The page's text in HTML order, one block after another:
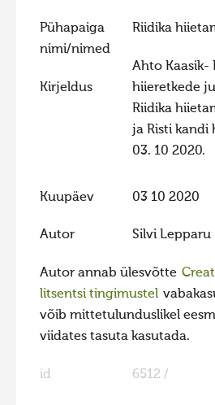
Hiite kuvavõistlus 2020
Hiite kuvavõistlus 2020 lisa
Liikuvad kuvad 2020
Hiite kuvavõistlus 2019
Hiite kuvavõistlus 2018
Hiite kuvavõistlus 2016
Hiite kuvavõistlus 2013
Hiite kuvavõistlus 2012
Hiite kuvavõistlus 2011
Pühapaiga
nimi/nimed
Riidika
Kirjeldus
Ahto Kaasik-
hiieretkede
Riidika
ja Risti kandi
03. 10 2020.
Kuupäev 03 10 2020
Autor Silvi Lepparu
Autor annab ülesvõtte
litsentsi tingimustel
võib mittetulunduslikel
viidates tasuta kasutada.
id 6512 /